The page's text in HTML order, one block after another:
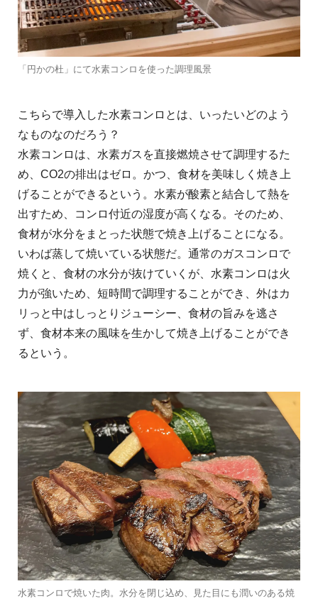
「円かの杜」にて水素コンロを使った調理風景
こちらで導入した水素コンロとは、いったいどのよう
なものなのだろう？
水素コンロは、水素ガスを直接燃焼させて調理するた
め、CO2の排出はゼロ。かつ、食材を美味しく焼き上
げることができるという。水素が酸素と結合して熱を
出すため、コンロ付近の湿度が高くなる。そのため、
食材が水分をまとった状態で焼き上げることになる。
いわば蒸して焼いている状態だ。通常のガスコンロで
焼くと、食材の水分が抜けていくが、水素コンロは火
力が強いため、短時間で調理することができ、外はカ
リっと中はしっとりジューシー、食材の旨みを逃さ
ず、食材本来の風味を生かして焼き上げることができ
るという。
水素コンロで焼いた肉。水分を閉じ込め、見た目にも潤いのある焼